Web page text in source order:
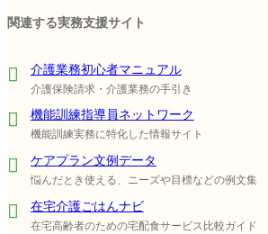
関連する実務支援サイト
介護業務初心者マニュアル
介護保険請求・介護業務の手引き
機能訓練指導員ネットワーク
機能訓練実務に特化した情報サイト
ケアプラン文例データ
悩んだとき使える、ニーズや目標などの例文集
在宅介護ごはんナビ
在宅高齢者のための宅配食サービス比較ガイド